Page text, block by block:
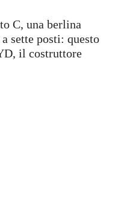
C, una berlina
sette posti: questo
il costruttore